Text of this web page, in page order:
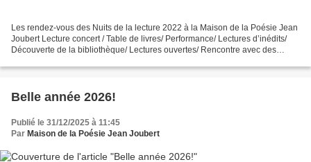
Les rendez-vous des Nuits de la lecture 2022 à la Maison de la Poésie Jean
Joubert Lecture concert / Table de livres/ Performance/ Lectures d’inédits/
Découverte de la bibliothèque/ Lectures ouvertes/ Rencontre avec des
Belle année 2026!
Publié le 31/12/2025 à 11:45
Par Maison de la Poésie Jean Joubert